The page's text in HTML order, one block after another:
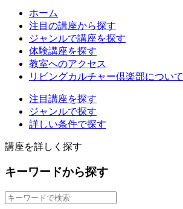
ホーム
注目の講座から探す
ジャンルで講座を探す
体験講座を探す
教室へのアクセス
リビングカルチャー倶楽部について
注目講座を探す
ジャンルで探す
詳しい条件で探す
講座を詳しく探す
キーワードから探す